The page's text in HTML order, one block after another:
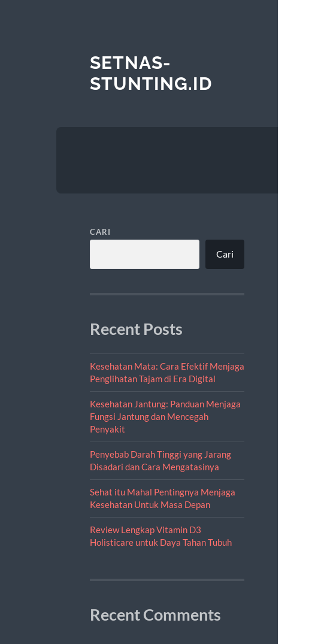
SETNAS-
STUNTING.ID
CARI
Cari
Recent Posts
Kesehatan Mata: Cara Efektif Menjaga
Penglihatan Tajam di Era Digital
Kesehatan Jantung: Panduan Menjaga
Fungsi Jantung dan Mencegah
Penyakit
Penyebab Darah Tinggi yang Jarang
Disadari dan Cara Mengatasinya
Sehat itu Mahal Pentingnya Menjaga
Kesehatan Untuk Masa Depan
Review Lengkap Vitamin D3
Holisticare untuk Daya Tahan Tubuh
Recent Comments